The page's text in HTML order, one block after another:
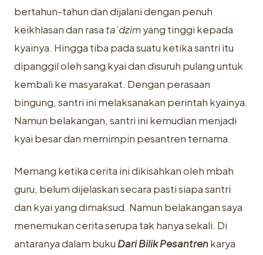
bertahun-tahun dan dijalani dengan penuh
keikhlasan dan rasa ta’dzimyang tinggi kepada
kyainya. Hingga tiba pada suatu ketika santri itu
dipanggil oleh sang kyai dan disuruh pulang untuk
kembali ke masyarakat. Dengan perasaan
bingung, santri ini melaksanakan perintah kyainya.
Namun belakangan, santri ini kemudian menjadi
kyai besar dan memimpin pesantren ternama.
Memang ketika cerita ini dikisahkan oleh mbah
guru, belum dijelaskan secara pasti siapa santri
dan kyai yang dimaksud. Namun belakangan saya
menemukan cerita serupa tak hanya sekali. Di
antaranya dalam buku Dari Bilik Pesantrenkarya